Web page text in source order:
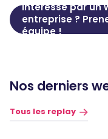
Intéressé par un
entreprise ?
équipe !
Nos derniers
Tous les replay